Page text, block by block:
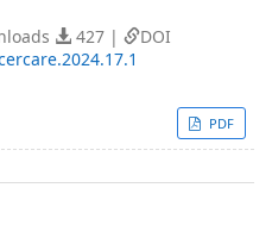
427 |
DOI
PDF